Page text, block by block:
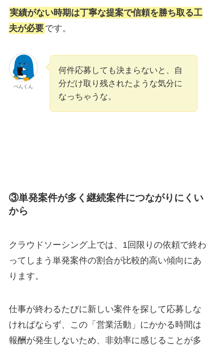
実績がない時期は丁寧な提案で信頼を勝ち取る工
夫が必要です。
ぺんくん
何件応募しても決まらないと、自
分だけ取り残されたような気分に
なっちゃうな。
③単発案件が多く継続案件につながりにくい
から
クラウドソーシング上では、1回限りの依頼で終わ
ってしまう単発案件の割合が比較的高い傾向にあ
ります。
仕事が終わるたびに新しい案件を探して応募しな
ければならず、この「営業活動」にかかる時間は
報酬が発生しないため、非効率に感じることが多